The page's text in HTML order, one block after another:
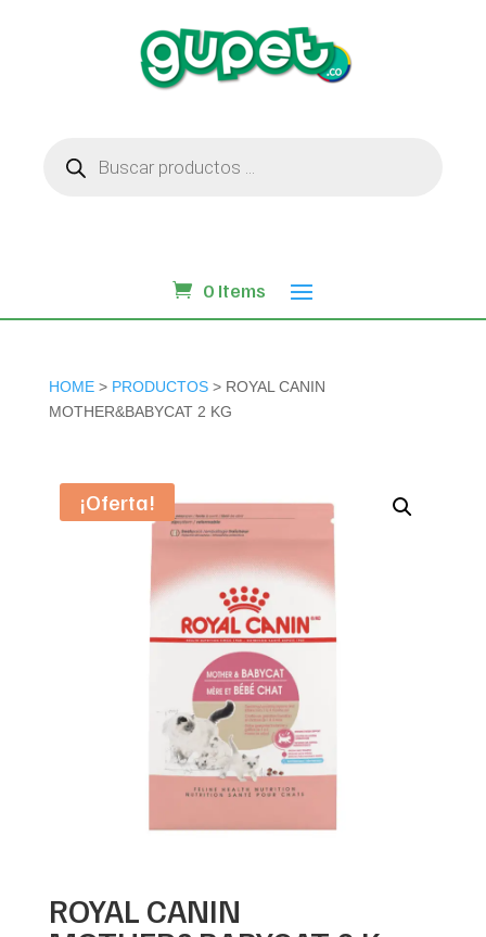
productos
0 Items
HOME> PRODUCTOS> ROYAL CANIN
MOTHER&BABYCAT 2 KG
¡Oferta!
ROYAL CANIN